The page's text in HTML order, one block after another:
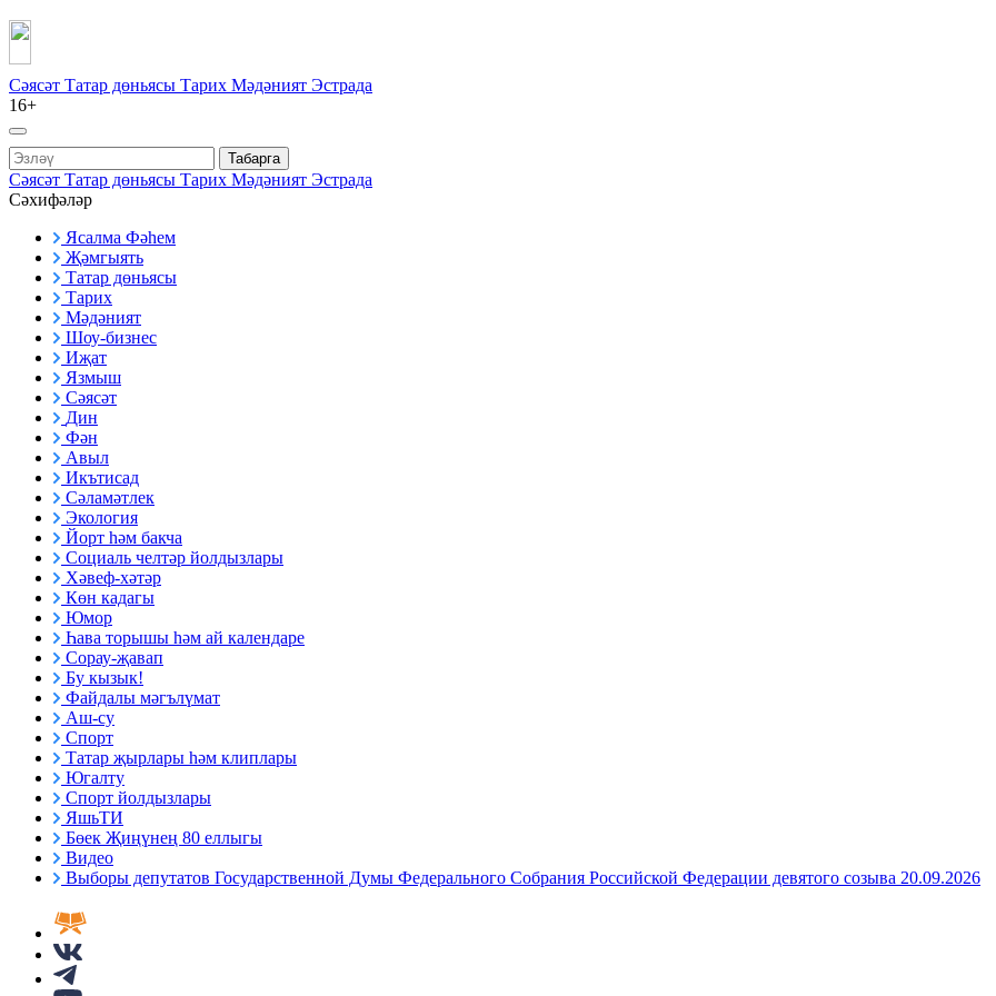
Сәясәт Татар дөньясы Тарих Мәдәният Эстрада
16+
Табарга
Сәясәт Татар дөньясы Тарих Мәдәният Эстрада
Сәхифәләр
Ясалма Фәһем
Җәмгыять
Татар дөньясы
Тарих
Мәдәният
Шоу-бизнес
Иҗат
Язмыш
Сәясәт
Дин
Фән
Авыл
Икътисад
Сәламәтлек
Экология
Йорт һәм бакча
Социаль челтәр йолдызлары
Хәвеф-хәтәр
Көн кадагы
Юмор
Һава торышы һәм ай календаре
Сорау-җавап
Бу кызык!
Файдалы мәгълүмат
Аш-су
Спорт
Татар җырлары һәм клиплары
Югалту
Спорт йолдызлары
ЯшьТИ
Бөек Җиңүнең 80 еллыгы
Видео
Выборы депутатов Государственной Думы Федерального Собрания Российской Федерации девятого созыва 20.09.2026